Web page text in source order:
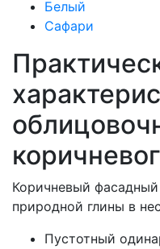
Белый
Сафари
Коричневый
природной глины в
Пустотный